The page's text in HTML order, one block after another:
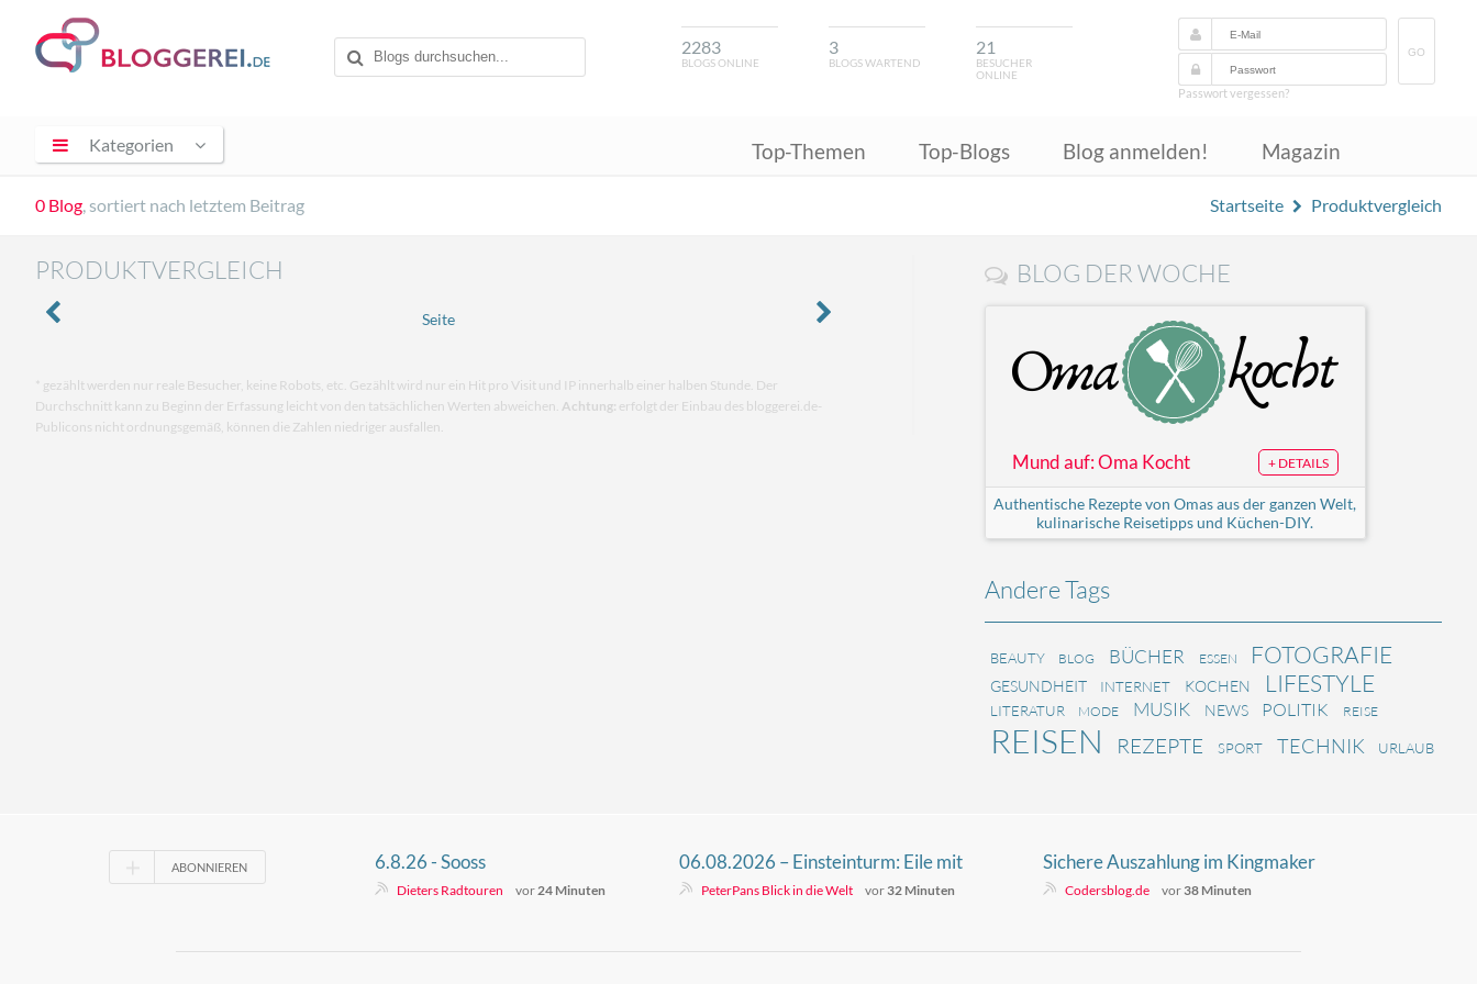
2283
BLOGS ONLINE
3
BLOGS WARTEND
21
BESUCHER
ONLINE
GO
Passwort vergessen?
Kategorien Top-Themen Top-Blogs Blog anmelden! Magazin
0 Blog, sortiert nach letztem Beitrag Startseite Produktvergleich
PRODUKTVERGLEICH
Seite
* gezählt werden nur reale Besucher, keine Robots, etc. Gezählt wird nur ein Hit pro Visit und IP innerhalb einer halben Stunde. Der
Durchschnitt kann zu Beginn der Erfassung leicht von den tatsächlichen Werten abweichen. Achtung: erfolgt der Einbau des bloggerei.de-
Publicons nicht ordnungsgemäß, können die Zahlen niedriger ausfallen.
BLOG DER WOCHE
Mund auf: Oma Kocht + DETAILS
Authentische Rezepte von Omas aus der ganzen Welt,
kulinarische Reisetipps und Küchen-DIY.
Andere Tags
BEAUTY BLOG BÜCHER ESSEN FOTOGRAFIE
GESUNDHEIT INTERNET KOCHEN LIFESTYLE
LITERATUR MODE MUSIK NEWS POLITIK REISE
REISEN REZEPTE SPORT TECHNIK URLAUB
ABONNIEREN 6.8.26 - Sooss
Dieters Radtouren vor24 Minuten
06.08.2026 – Einsteinturm: Eile mit
Weile!
PeterPans Blick in die Welt vor 32 Minuten
Sichere Auszahlung im Kingmaker
Casino: So funktioniert der Prozess
Codersblog.de vor 38 Minuten